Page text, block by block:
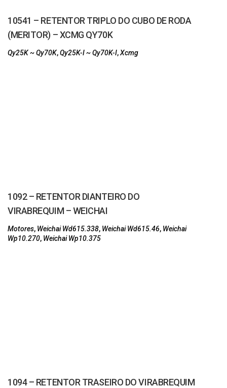
10541 – RETENTOR TRIPLO DO CUBO DE RODA
(MERITOR) – XCMG QY70K
Qy25K ~ Qy70K,Qy25K-I ~ Qy70K-I,Xcmg
1092 – RETENTOR DIANTEIRO DO
VIRABREQUIM – WEICHAI
Motores, Weichai Wd615.338, Weichai Wd615.46, Weichai
Wp10.270, Weichai Wp10.375
1094 – RETENTOR TRASEIRO DO VIRABREQUIM